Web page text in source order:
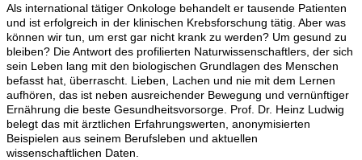
Als international tätiger Onkologe behandelt er tausende Patienten
und ist erfolgreich in der klinischen Krebsforschung tätig. Aber was
können wir tun, um erst gar nicht krank zu werden? Um gesund zu
bleiben? Die Antwort des profilierten Naturwissenschaftlers, der sich
sein Leben lang mit den biologischen Grundlagen des Menschen
befasst hat, überrascht. Lieben, Lachen und nie mit dem Lernen
aufhören, das ist neben ausreichender Bewegung und vernünftiger
Ernährung die beste Gesundheitsvorsorge. Prof. Dr. Heinz Ludwig
belegt das mit ärztlichen Erfahrungswerten, anonymisierten
Beispielen aus seinem Berufsleben und aktuellen
wissenschaftlichen Daten.